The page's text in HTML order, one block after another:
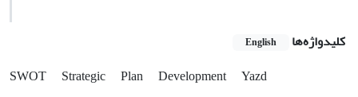
کلیدواژه‌ها English
SWOT Strategic Plan Development Yazd